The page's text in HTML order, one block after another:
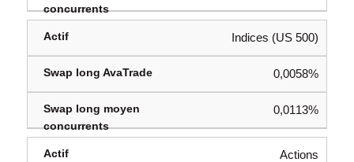
Indices (US 500)
0,0058%
0,0113%
Actions